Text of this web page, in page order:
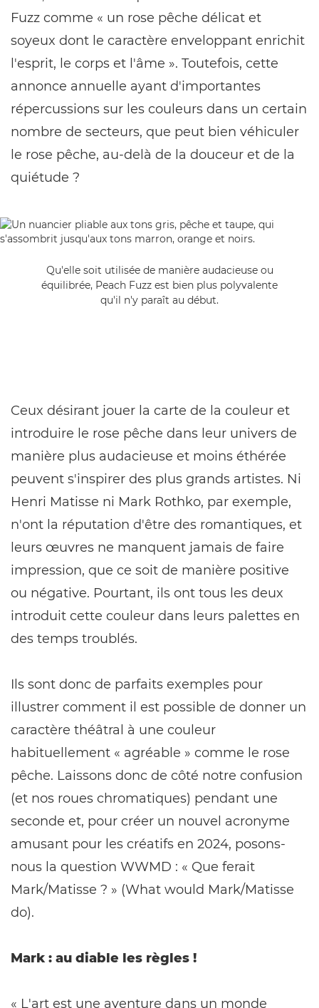
Fuzz comme « un rose pêche délicat et
soyeux dont le caractère enveloppant enrichit
l'esprit, le corps et l'âme ». Toutefois, cette
annonce annuelle ayant d'importantes
répercussions sur les couleurs dans un certain
nombre de secteurs, que peut bien véhiculer
le rose pêche, au-delà de la douceur et de la
quiétude ?
Qu'elle soit utilisée de manière audacieuse ou
équilibrée, Peach Fuzz est bien plus polyvalente
qu'il n'y paraît au début.
Ceux désirant jouer la carte de la couleur et
introduire le rose pêche dans leur univers de
manière plus audacieuse et moins éthérée
peuvent s'inspirer des plus grands artistes. Ni
Henri Matisse ni Mark Rothko, par exemple,
n'ont la réputation d'être des romantiques, et
leurs œuvres ne manquent jamais de faire
impression, que ce soit de manière positive
ou négative. Pourtant, ils ont tous les deux
introduit cette couleur dans leurs palettes en
des temps troublés.
Ils sont donc de parfaits exemples pour
illustrer comment il est possible de donner un
caractère théâtral à une couleur
habituellement « agréable » comme le rose
pêche. Laissons donc de côté notre confusion
(et nos roues chromatiques) pendant une
seconde et, pour créer un nouvel acronyme
amusant pour les créatifs en 2024, posons-
nous la question WWMD : « Que ferait
Mark/Matisse ? » (What would Mark/Matisse
do).
Mark : au diable les règles !
« L'art est une aventure dans un monde